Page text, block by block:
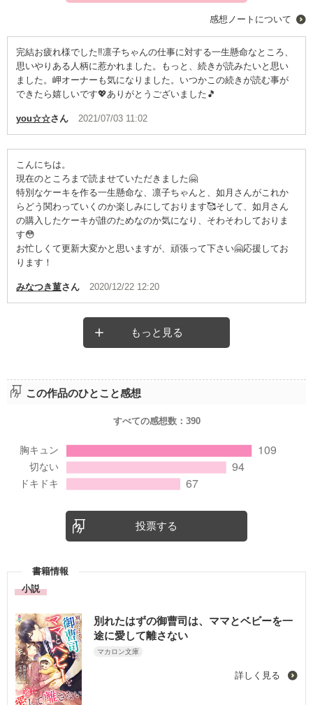
感想ノートについて
完結お疲れ様でした‼️凛子ちゃんの仕事に対する一生懸命なところ、
思いやりある人柄に惹かれました。もっと、続きが読みたいと思い
ました。岬オーナーも気になりました。いつかこの続きが読む事が
できたら嬉しいです💖ありがとうございました🎵
you☆☆さん 2021/07/03 11:02
こんにちは。
現在のところまで読ませていただきました🤗
特別なケーキを作る一生懸命な、凛子ちゃんと、如月さんがこれか
らどう関わっていくのか楽しみにしております🥰そして、如月さん
の購入したケーキが誰のためなのか気になり、そわそわしておりま
す😳
お忙しくて更新大変かと思いますが、頑張って下さい🤗応援してお
ります！
みなつき菫さん 2020/12/22 12:20
もっと見る
この作品のひとこと感想
すべての感想数： 390
投票する
書籍情報
小説
別れたはずの御曹司は、ママとベビーを一
途に愛して離さない
マカロン文庫
詳しく見る